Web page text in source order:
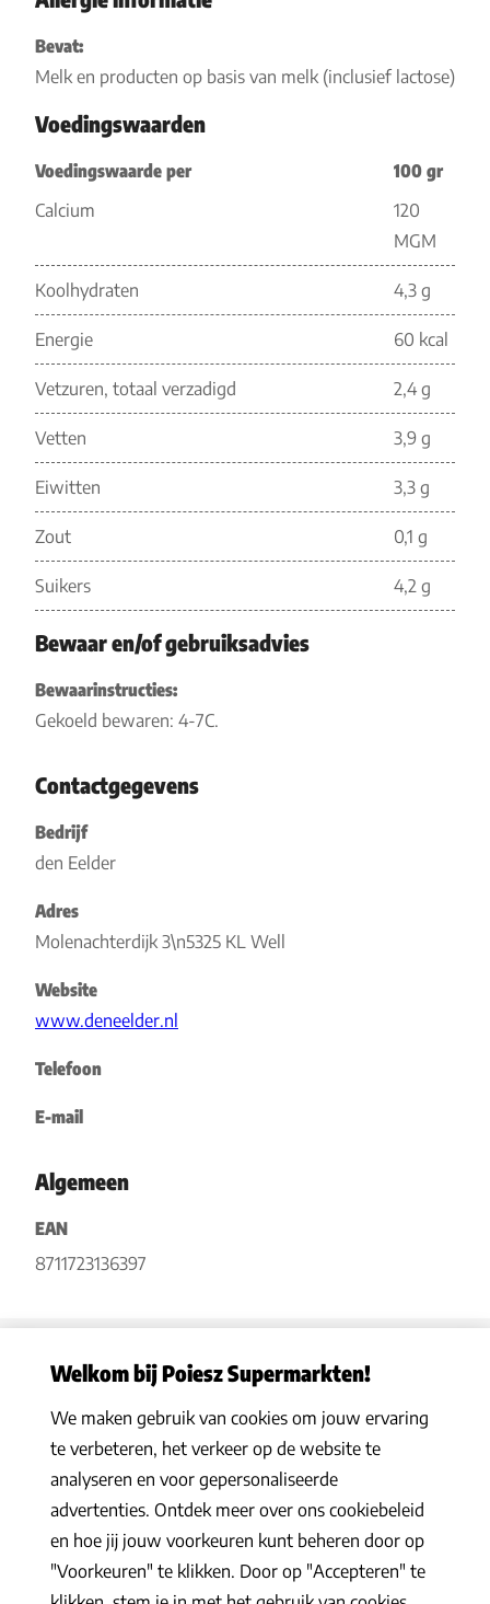
Bevat:
Melk en producten op basis van melk (inclusief lactose)
Voedingswaarden
Voedingswaarde per
100 gr
Calcium
120
MGM
Koolhydraten 4,3 g
Energie 60 kcal
Vetzuren, totaal verzadigd 2,4 g
Vetten 3,9 g
Eiwitten 3,3 g
Zout 0,1 g
Suikers 4,2 g
Bewaar en/of gebruiksadvies
Bewaarinstructies:
Gekoeld bewaren: 4-7C.
Contactgegevens
Bedrijf
den Eelder
Adres
Molenachterdijk 3\n5325 KL Well
Website
www.deneelder.nl
Telefoon
E-mail
Algemeen
EAN
8711723136397
Privacy statement|Algemene voorwaarden |Hoe werkt het |
Veelgestelde vragen|Cookies
© 2026 Poiesz Supermarkten B.V. Alle rechten voorbehouden
Welkom bij Poiesz Supermarkten!
We maken gebruik van cookies om jouw ervaring
te verbeteren, het verkeer op de website te
analyseren en voor gepersonaliseerde
advertenties. Ontdek meer over ons cookiebeleid
en hoe jij jouw voorkeuren kunt beheren door op
"Voorkeuren" te klikken. Door op "Accepteren" te